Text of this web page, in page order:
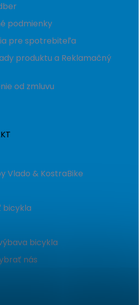
podmienky
pre spotrebiteľa
produktu a Reklamačný
od zmluvu
Vlado & KostraBike
bicykla
bicykla
nás